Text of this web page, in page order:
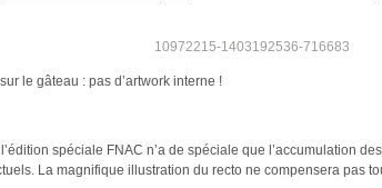
le gâteau : pas d’artwork interne !
l’édition spéciale FNAC n’a de spéciale que l’accumulation
La magnifique illustration du recto ne compensera pas